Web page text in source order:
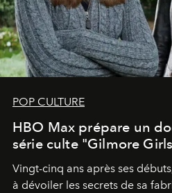
POP CULTURE
HBO Max prépare un
série culte "Gilmore
Vingt-cinq ans après ses
à dévoiler les secrets de sa